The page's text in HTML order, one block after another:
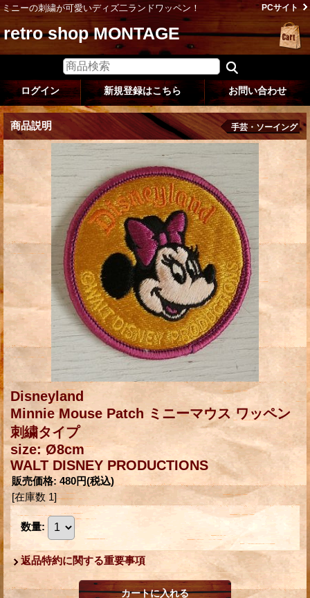
ミニーの刺繍が可愛いディズ二ランドワッペン！ PCサイト
retro shop MONTAGE
ログイン 新規登録はこちら お問い合わせ
商品説明 手芸・ソーイング
Disneyland
Minnie Mouse Patch ミニーマウス ワッペン
刺繍タイプ
size: Ø8cm
WALT DISNEY PRODUCTIONS
販売価格: 480円(税込)
[在庫数 1]
数量:
返品特約に関する重要事項